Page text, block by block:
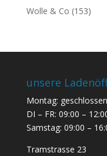
Wolle & Co (153)
unsere
Montag: geschlossen
DI – FR: 09:00 –
Samstag: 09:00 –
Tramstrasse 23